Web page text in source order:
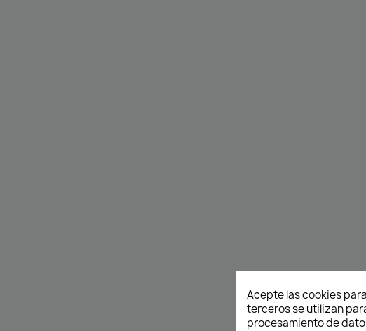
Acepte las cookies
terceros se utilizan
procesamiento de